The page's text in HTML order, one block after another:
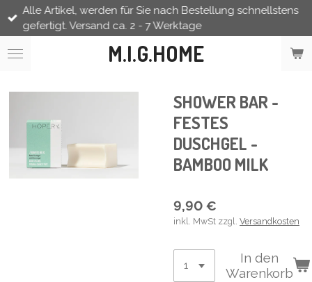
Zum
Hauptinhalt
M.I.G.HOME
Alle Artikel, werden für Sie nach Bestellung schnellstens
gefertigt. Versand ca. 2 - 7 Werktage
SHOWER BAR -
FESTES
DUSCHGEL -
BAMBOO MILK
9,90 €
inkl. MwSt zzgl. Versandkosten
In den
Warenkorb